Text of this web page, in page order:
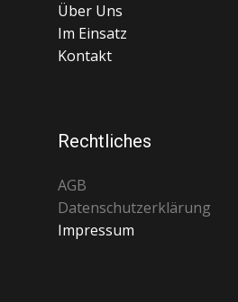
Über Uns
Im Einsatz
Kontakt
Rechtliches
AGB
Datenschutzerklärung
Impressum